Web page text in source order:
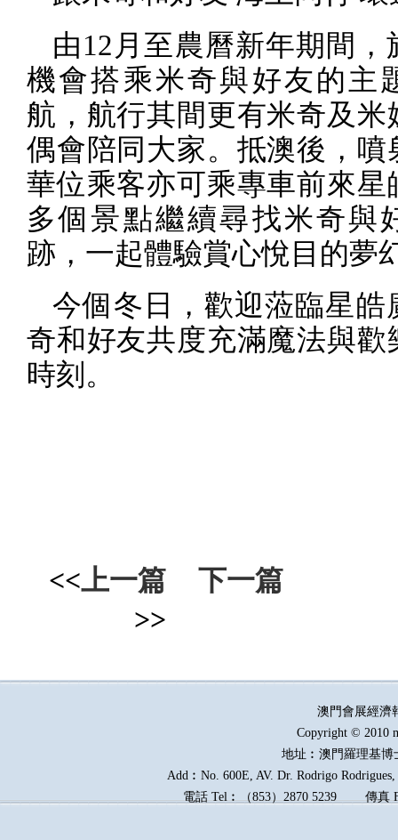
由12 月至農曆新年期間，
機會搭乘米奇與好友的主
航，航行其間更有米奇及米
偶會陪同大家。抵澳後，噴
華位乘客亦可乘專車前來星
多個景點繼續尋找米奇與
跡，一起體驗賞心悅目的夢
今個冬日，歡迎蒞臨星皓
奇和好友共度充滿魔法與歡
時刻。
<<上一篇
下一篇
>>
澳門會展經
Copyright © 2010
地址︰澳門羅理基博
Add︰No. 600E, AV. Dr. Rodrigo
電話 Tel︰（853）2870 5239傳真